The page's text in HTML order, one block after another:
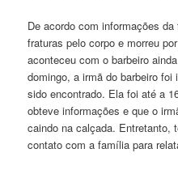
De acordo com informações
fraturas pelo corpo e morreu
aconteceu com o barbeiro
domingo, a irmã do barbeiro
sido encontrado. Ela foi até a
obteve informações e que o
caindo na calçada. Entretanto,
contato com a família para